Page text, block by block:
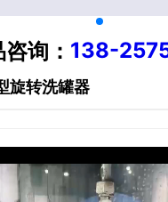
询： 138-
旋转洗罐器